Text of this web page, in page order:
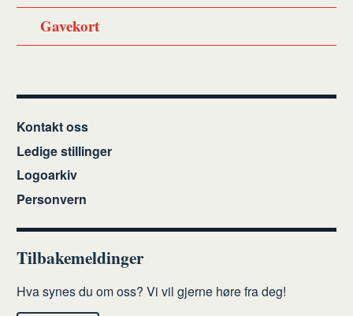
Gavekort
Kontakt oss
Ledige stillinger
Logoarkiv
Personvern
Tilbakemeldinger
Hva synes du om oss? Vi vil gjerne høre fra deg!